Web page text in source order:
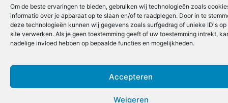
Om de beste ervaringen te bieden, gebruiken wij technologieën zoals
informatie over je apparaat op te slaan en/of te raadplegen. Door in te
deze technologieën kunnen wij gegevens zoals surfgedrag of unieke ID's op
site verwerken. Als je geen toestemming geeft of uw toestemming intrekt,
nadelige invloed hebben op bepaalde functies en mogelijkheden.
Accepteren
Weigeren